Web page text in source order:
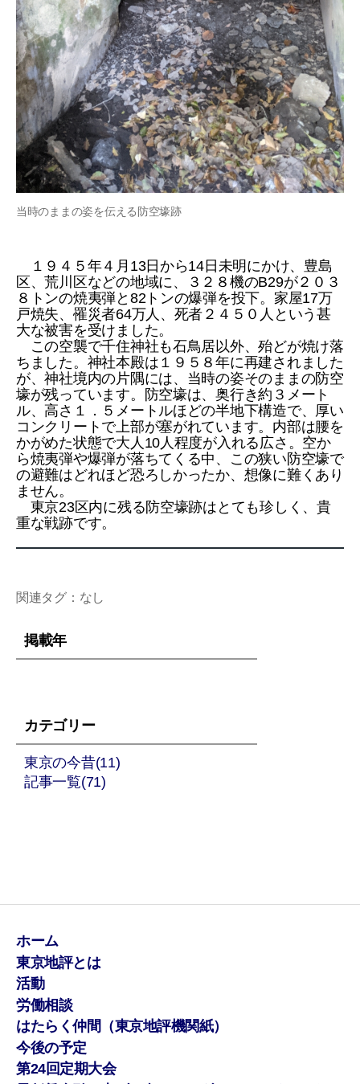
当時のままの姿を伝える防空壕跡
１９４５年４月13日から14日未明にかけ、豊島
区、荒川区などの地域に、３２８機のB29が２０３
８トンの焼夷弾と82トンの爆弾を投下。家屋17万
戸焼失、罹災者64万人、死者２４５０人という甚
大な被害を受けました。
この空襲で千住神社も石鳥居以外、殆どが焼け落
ちました。神社本殿は１９５８年に再建されました
が、神社境内の片隅には、当時の姿そのままの防空
壕が残っています。防空壕は、奥行き約３メート
ル、高さ１．５メートルほどの半地下構造で、厚い
コンクリートで上部が塞がれています。内部は腰を
かがめた状態で大人10人程度が入れる広さ。空か
ら焼夷弾や爆弾が落ちてくる中、この狭い防空壕で
の避難はどれほど恐ろしかったか、想像に難くあり
ません。
東京23区内に残る防空壕跡はとても珍しく、貴
重な戦跡です。
関連タグ：なし
掲載年
カテゴリー
東京の今昔(11)
記事一覧(71)
ホーム
東京地評とは
活動
労働相談
はたらく仲間（東京地評機関紙）
今後の予定
第24回定期大会